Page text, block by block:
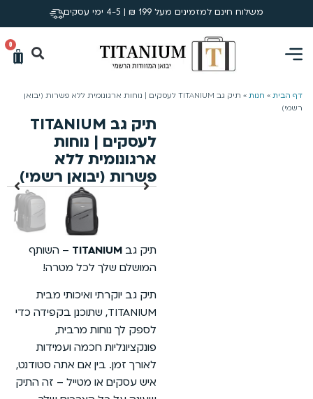
משלוח חינם למזמינים מעל 199 ₪ | 4-5 ימי עסקים
0
דף הבית » חנות »
תיק גב TITANIUM לעסקים | נוחות ארגונומית ללא פשרות (יבואן
רשמי)
תיק גב TITANIUM
לעסקים | נוחות
ארגונומית ללא
פשרות (יבואן רשמי)
תיק גב TITANIUM – השותף
המושלם שלך לכל מטרה!
תיק גב יוקרתי ואיכותי מבית
TITANIUM, שתוכנן בקפידה כדי
לספק לך נוחות מרבית,
פונקציונליות חכמה ועמידות
לאורך זמן. בין אם אתה סטודנט,
איש עסקים או מטייל – זה התיק